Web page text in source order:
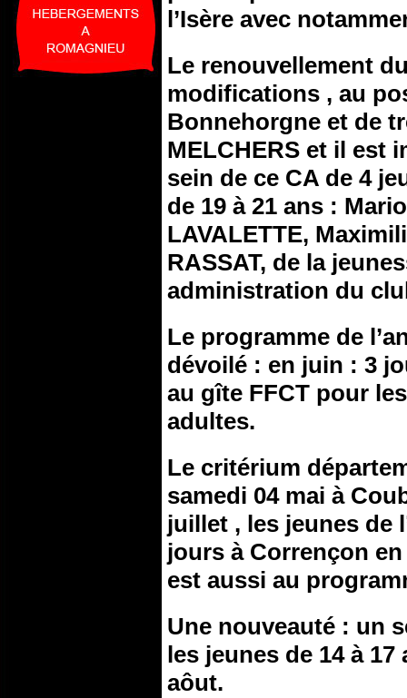
l’Isère avec
Le renouvellement
modifications , au
Bonnehorgne et de
MELCHERS et il est
sein de ce CA de 4
de 19 à 21 ans :
LAVALETTE,
RASSAT, de la
administration du
Le programme de
dévoilé : en juin : 3
au gîte FFCT pour
adultes.
Le critérium
samedi 04 mai à
juillet , les jeunes de
jours à Corrençon
est aussi au
Une nouveauté : un
les jeunes de 14 à
aôut.